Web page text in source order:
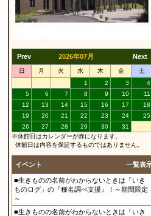
Prev 2026年07月 Next
日 月 火 水 木 金
土
1
2 3
4
5
6 7 8 9 10
11
12
13 14 15 16 17
18
19
20 21 22 23 24
25
26
27 28 29 30
31
※休館日はカレンダーが赤になります。
休館日は内容を保証するものではありません。
イベント 一覧表
■生きものの名前がわからないときは「いき
ものログ」の『種名調べ支援』！～期間限定
～
■生きものの名前がわからないときは「いき